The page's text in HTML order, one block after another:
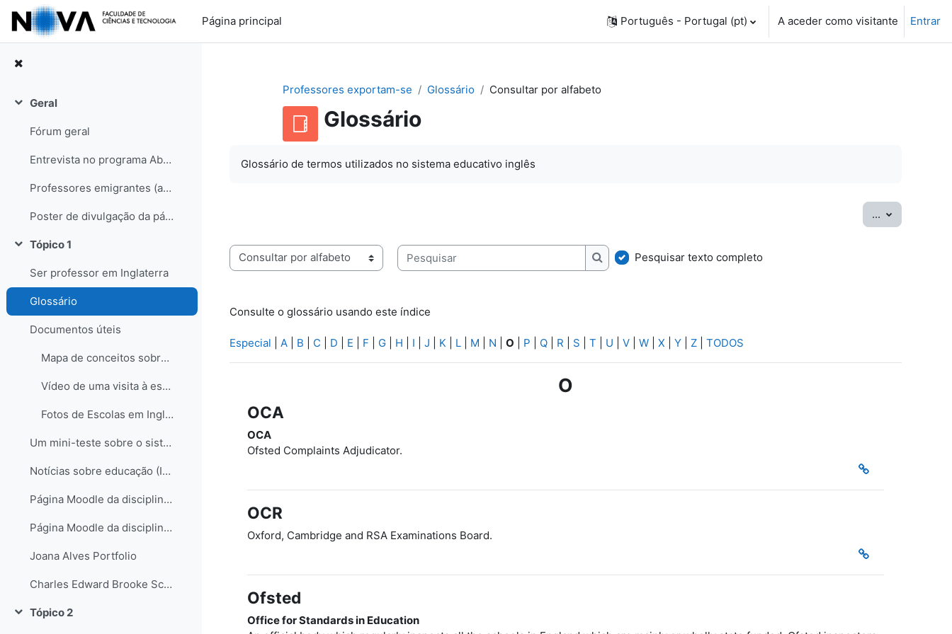
Ir para o conteúdo principal
Página principal
Português - Portugal ‎(pt)‎ A aceder como visitante Entrar
Contrair
Geral
Fórum geral
Entrevista no programa Abraço de Domingo (RDP internacional)
Professores emigrantes (artigo no semanário Sol, edição de 31-05-08)
Poster de divulgação da página
Contrair
Tópico 1
Ser professor em Inglaterra
Glossário
Documentos úteis
Mapa de conceitos sobre o sistema educativo em Inglaterra
Vídeo de uma visita à escola de Hampstead no Reino Unido
Fotos de Escolas em Inglaterra
Um mini-teste sobre o sistema educativo inglês...
Notícias sobre educação (Inglaterra e não só)
Página Moodle da disciplina de Science
Página Moodle da disciplina de Science II
Joana Alves Portfolio
Charles Edward Brooke School Science Departament
Contrair
Tópico 2
Professores exportam-se Glossário Consultar por alfabeto
Glossário
Glossário de termos utilizados no sistema educativo inglês
... Exportar
Consulte o glossário usando este índice
Pesquisar
Pesquisar
Pesquisar texto completo
Consulte o glossário usando este índice
Especial A B C D E F G H I J K L M N O P Q R S T U V W X Y Z TODOS
O
OCA
OCA
Ofsted Complaints Adjudicator.
OCR
Oxford, Cambridge and RSA Examinations Board.
Ofsted
Office for Standards in Education